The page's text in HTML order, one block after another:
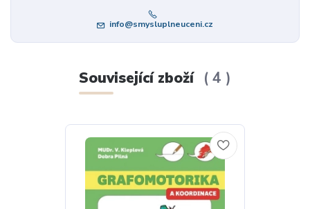
info@smysluplneuceni.cz
Související zboží 4